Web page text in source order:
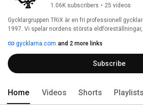
1.06K subscribers • 25 videos
Gycklargruppen TRiX är en fri professionell
1997. Vi spelar nordens största
sanslöst gyckel. Vår egen scen heter Trixteatern
turnérar i hela Sverige samt i grannländerna. Vår
Västerås Stad och Landstinget Västmanland.
gycklarna.com and 2 more links
Subscribe
Home Videos Shorts Playlists